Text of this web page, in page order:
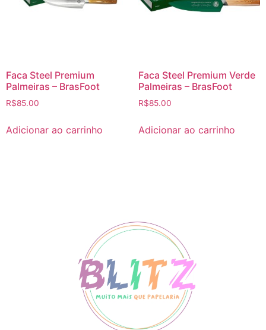
Faca Steel Premium
Palmeiras – BrasFoot
R$85.00
Adicionar ao carrinho
Faca Steel Premium Verde
Palmeiras – BrasFoot
R$85.00
Adicionar ao carrinho